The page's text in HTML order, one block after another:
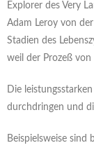
Explorer des Very
Adam Leroy von
Stadien des
weil der Prozeß
Die
durchdringen und
Beispielsweise